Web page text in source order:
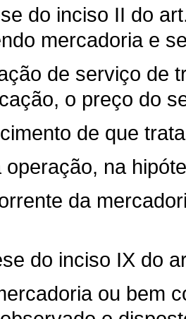
do inciso II do
mercadoria e
de serviço de
o preço do
de que
operação, na
da
do inciso IX do
ou bem